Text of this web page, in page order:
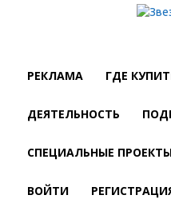
РЕКЛАМА ГДЕ
ДЕЯТЕЛЬНОСТЬ
СПЕЦИАЛЬНЫЕ
ВОЙТИ